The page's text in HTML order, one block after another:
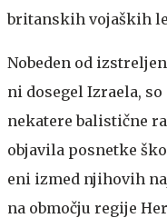
britanskih vojaških
Nobeden od
ni dosegel Izraela,
nekatere balistične
objavila posnetke
eni izmed njihovih
na območju regije